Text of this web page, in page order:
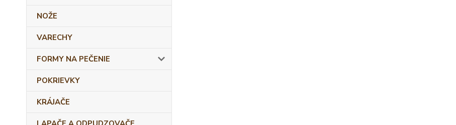
NOŽE
VARECHY
FORMY NA PEČENIE
POKRIEVKY
KRÁJAČE